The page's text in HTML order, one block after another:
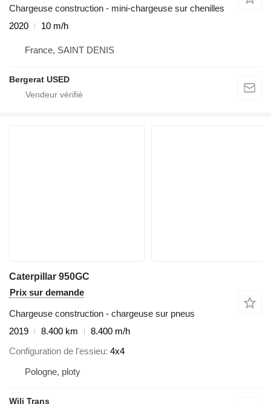
Chargeuse construction - mini-chargeuse sur chenilles
2020
10 m/h
France, SAINT DENIS
Bergerat USED
Caterpillar 950GC
Prix sur demande
Chargeuse construction - chargeuse sur pneus
2019
8.400 km
8.400 m/h
Configuration de l'essieu 4x4
Pologne, ploty
Wili Trans